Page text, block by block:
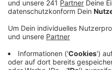
maximal eine Größe von
heißt es vom
Veröffentlicht: Mittwoch,
Anzeige